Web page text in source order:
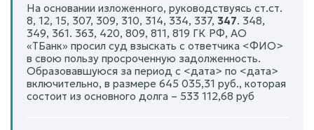
На основании изложенного, руководствуясь ст.ст.
8, 12, 15, 307, 309, 310, 314, 334, 337, 347. 348,
349, 361. 363, 420, 809, 811, 819 ГК РФ, АО
«ТБанк» просил суд взыскать с ответчика <ФИО>
в свою пользу просроченную задолженность.
Образовавшуюся за период с <дата> по <дата>
включительно, в размере 645 035,31 руб., которая
состоит из основного долга – 533 112,68 руб